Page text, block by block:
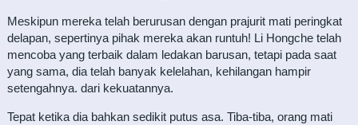
Meskipun mereka telah berurusan dengan prajurit mati peringkat
delapan, sepertinya pihak mereka akan runtuh! Li Hongche telah
mencoba yang terbaik dalam ledakan barusan, tetapi pada saat
yang sama, dia telah banyak kelelahan, kehilangan hampir
setengahnya. dari kekuatannya.
Tepat ketika dia bahkan sedikit putus asa. Tiba-tiba, orang mati